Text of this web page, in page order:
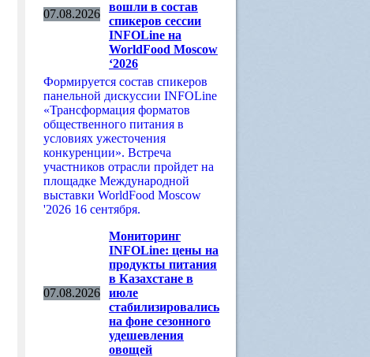
07.08.2026
вошли в состав
спикеров сессии
INFOLine на
WorldFood Moscow
‘2026
Формируется состав спикеров
панельной дискуссии INFOLine
«Трансформация форматов
общественного питания в
условиях ужесточения
конкуренции». Встреча
участников отрасли пройдет на
площадке Международной
выставки WorldFood Moscow
'2026 16 сентября.
07.08.2026
Мониторинг
INFOLine: цены на
продукты питания
в Казахстане в
июле
стабилизировались
на фоне сезонного
удешевления
овощей